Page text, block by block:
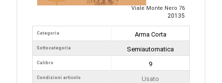
Viale Monte Nero 76
20135
Categoria
Sottocategoria
Calibro
Condizioni articolo
Arma Corta
Semiautomatica
9
Usato